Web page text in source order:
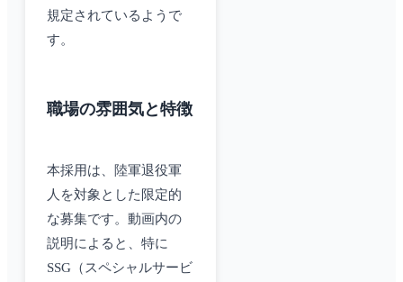
規定されているようで
す。
職場の雰囲気と特徴
本採用は、陸軍退役軍
人を対象とした限定的
な募集です。動画内の
説明によると、特に
SSG（スペシャルサービ